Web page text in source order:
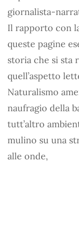
giornalista-
Il rapporto con
queste pagine
storia che si sta
quell’aspetto
Naturalismo
naufragio della
tutt’altro
mulino su una
alle onde,